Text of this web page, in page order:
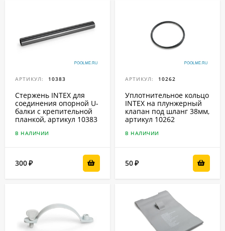
АРТИКУЛ: 10383
Стержень INTEX для
соединения опорной U-
балки с крепительной
планкой, артикул 10383
В НАЛИЧИИ
300₽
АРТИКУЛ: 10262
Уплотнительное кольцо
INTEX на плунжерный
клапан под шланг 38мм,
артикул 10262
В НАЛИЧИИ
50₽